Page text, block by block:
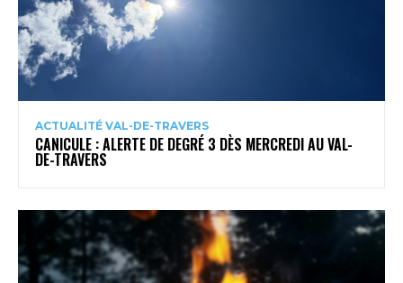
ACTUALITÉ VAL-DE-TRAVERS
CANICULE : ALERTE DE DEGRÉ 3 DÈS MERCREDI AU VAL-
DE-TRAVERS